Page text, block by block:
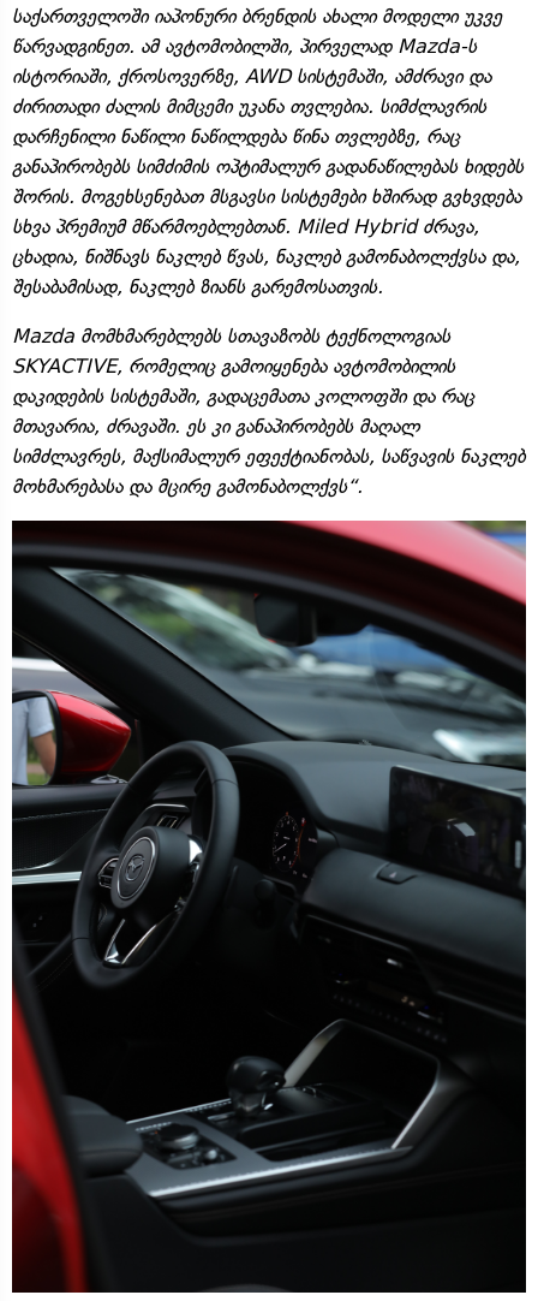
საქართველოში იაპონური ბრენდის ახალი მოდელი უკვე
წარვადგინეთ. ამ ავტომობილში, პირველად Mazda-ს
ისტორიაში, ქროსოვერზე, AWD სისტემაში, ამძრავი და
ძირითადი ძალის მიმცემი უკანა თვლებია. სიმძლავრის
დარჩენილი ნაწილი ნაწილდება წინა თვლებზე, რაც
განაპირობებს სიმძიმის ოპტიმალურ გადანაწილებას ხიდებს
შორის. მოგეხსენებათ მსგავსი სისტემები ხშირად გვხვდება
სხვა პრემიუმ მწარმოებლებთან. Miled Hybrid ძრავა,
ცხადია, ნიშნავს ნაკლებ წვას, ნაკლებ გამონაბოლქვსა და,
შესაბამისად, ნაკლებ ზიანს გარემოსათვის.
Mazda მომხმარებლებს სთავაზობს ტექნოლოგიას
SKYACTIVE, რომელიც გამოიყენება ავტომობილის
დაკიდების სისტემაში, გადაცემათა კოლოფში და რაც
მთავარია, ძრავაში. ეს კი განაპირობებს მაღალ
სიმძლავრეს, მაქსიმალურ ეფექტიანობას, საწვავის ნაკლებ
მოხმარებასა და მცირე გამონაბოლქვს“.